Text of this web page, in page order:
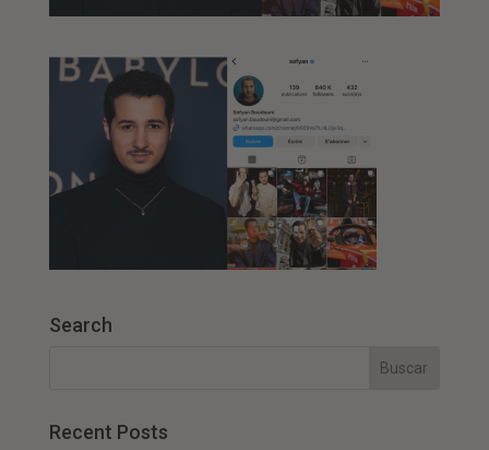
Search
Recent Posts